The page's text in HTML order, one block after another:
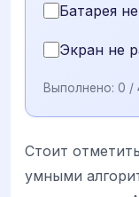
Батарея
Экран не
Выполнено: 0 /
Стоит
умными